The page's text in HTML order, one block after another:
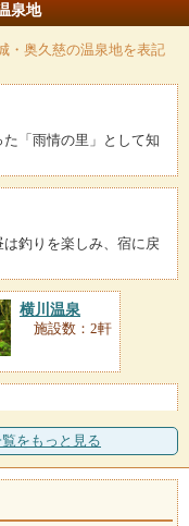
泉地
・奥久慈の温泉地を表記
「雨情の里」として知
釣りを楽しみ、宿に戻
横川温泉
施設数：2軒
する温泉地。効能豊か
をもっと見る